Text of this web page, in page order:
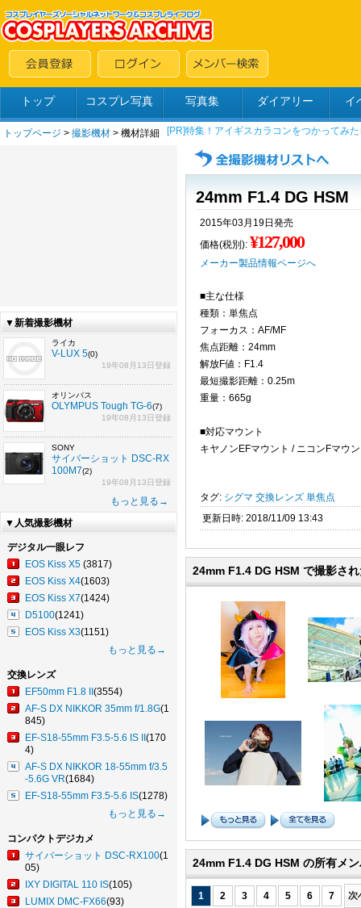
トップ コスプレ写真 写真集 ダイアリー イ
トップページ > 撮影機材 > 機材詳細
▼新着撮影機材
ライカ
V-LUX 5(0)
19年08月13日登録
オリンパス
OLYMPUS Tough TG-6(7)
19年08月13日登録
SONY
サイバーショット DSC-RX
100M7(2)
19年08月13日登録
もっと見る→
▼人気撮影機材
デジタル一眼レフ
EOS Kiss X5 (3817)
EOS Kiss X4(1603)
EOS Kiss X7(1424)
D5100(1241)
EOS Kiss X3(1151)
もっと見る→
交換レンズ
EF50mm F1.8 II (3554)
AF-S DX NIKKOR 35mm f/1.8G(1
845)
EF-S18-55mm F3.5-5.6 IS II (170
4)
AF-S DX NIKKOR 18-55mm f/3.5
-5.6G VR(1684)
EF-S18-55mm F3.5-5.6 IS(1278)
もっと見る→
コンパクトデジカメ
サイバーショット DSC-RX100(1
05)
IXY DIGITAL 110 IS(105)
LUMIX DMC-FX66(93)
24mm F1.4 DG HSM
2015年03月19日発売
価格(税別): ¥127,000
メーカー製品情報ページへ
■主な仕様
種類：単焦点
フォーカス：AF/MF
焦点距離：24mm
解放F値：F1.4
最短撮影距離：0.25m
重量：665g
■対応マウント
キヤノンEFマウント / ニコンFマウ
タグ: シグマ 交換レンズ 単焦点
更新日時: 2018/11/09 13:43
24mm F1.4 DG HSM で撮影さ
24mm F1.4 DG HSM の所有メ
1 2 3 4 5 6 7